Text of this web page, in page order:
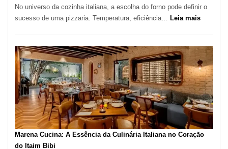
Isso
No universo da cozinha italiana, a escolha do forno pode definir o
sucesso de uma pizzaria. Temperatura, eficiência… Leia mais:
Como
Escolher
o
Forno
Ideal
para
sua
Pizzaria
Marena Cucina: A Essência da Culinária Italiana no Coração
do Itaim Bibi